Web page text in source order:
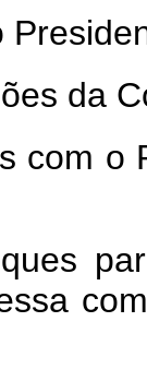
da
com o